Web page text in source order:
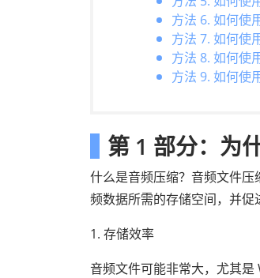
方法 6. 如何使
方法 7. 如何使
方法 8. 如何使
方法 9. 如何使
第 1 部分：为
什么是音频压缩？音频文件
频数据所需的存储空间，并促
1. 存储效率
音频文件可能非常大，尤其是